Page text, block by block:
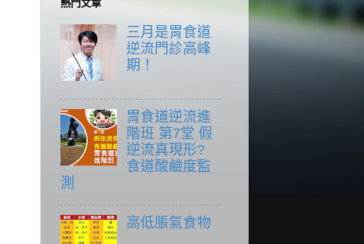
熱門文章
三月是胃食道
逆流門診高峰
期！
胃食道逆流進
階班 第7堂 假
逆流真現形?
食道酸鹼度監
測
高低脹氣食物